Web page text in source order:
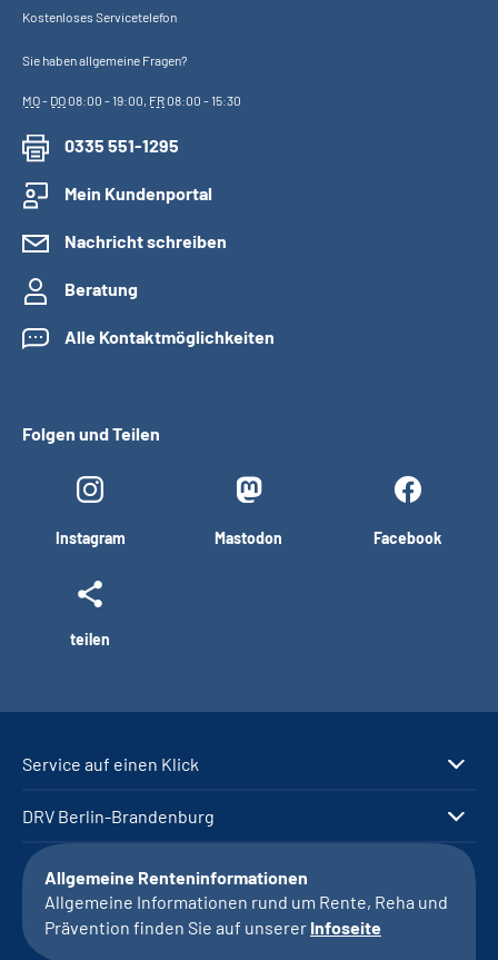
Kostenloses Servicetelefon
Sie haben allgemeine Fragen?
MO- DO08:00 - 19:00, FR08:00 - 15:30
0335 551-1295
Mein Kundenportal
Nachricht schreiben
Beratung
Alle Kontaktmöglichkeiten
Folgen und Teilen
Instagram Mastodon Facebook
teilen
Service auf einen Klick
DRV Berlin-Brandenburg
Allgemeine Renteninformationen
Allgemeine Informationen rund um Rente, Reha und
Prävention finden Sie auf unserer Infoseite